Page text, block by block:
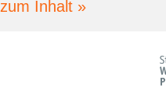
zum Inhalt »